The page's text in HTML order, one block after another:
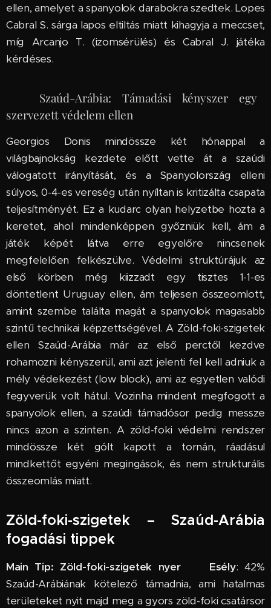
ellen, amelyet a spanyolok darabokra szedtek. Lopes
Cabral S. sárga lapos eltiltás miatt kihagyja a meccset,
míg Arcanjo T. (izomsérülés) és Cabral J. játéka
kérdéses.
🇸🇦 Szaúd-Arábia: Támadási kényszer egy
szervezett védelem ellen
Georgios Donis mindössze két hónappal a
világbajnokság kezdete előtt vette át a szaúdi
válogatott irányítását, és a Spanyolország elleni
súlyos, 0-4-es vereség után nyíltan is kritizálta csapata
teljesítményét. Ez a kudarc olyan helyzetbe hozta a
keretet, ahol mindenképpen győzniük kell, ám a
játék képét látva erre egyelőre nincsenek
megfelelően felkészülve. Védelmi struktúrájuk az
első körben még kiizzadt egy tisztes 1-1-es
döntetlent Uruguay ellen, ám teljesen összeomlott,
amint szembe találta magát a spanyolok magasabb
szintű technikai képzettségével. A Zöld-foki-szigetek
ellen Szaúd-Arábia már az első perctől kezdve
rohamozni kényszerül, ami azt jelenti fel kell adniuk a
mély védekezést (low block), ami az egyetlen valódi
fegyverük volt hátul. Vozinha mindent megfogott a
spanyolok ellen, a szaúdi támadósor pedig messze
nincs azon a szinten. A zöld-foki védelmi rendszer
mindössze két gólt kapott a tornán, ráadásul
mindkettőt egyéni megingások, és nem strukturális
összeomlás miatt.
Zöld-foki-szigetek – Szaúd-Arábia
fogadási tippek
Main Tip: Zöld-foki-szigetek nyer📈 Esély: 42%
Szaúd-Arábiának kötelező támadnia, ami hatalmas
területeket nyit majd meg a gyors zöld-foki csatársor